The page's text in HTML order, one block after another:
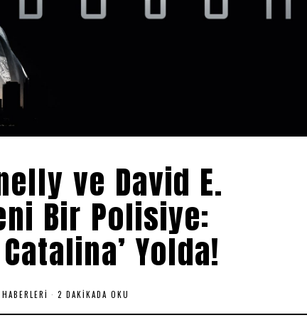
ve David E.
Bir Polisiye:
Yolda!
2 DAKIKADA OKU